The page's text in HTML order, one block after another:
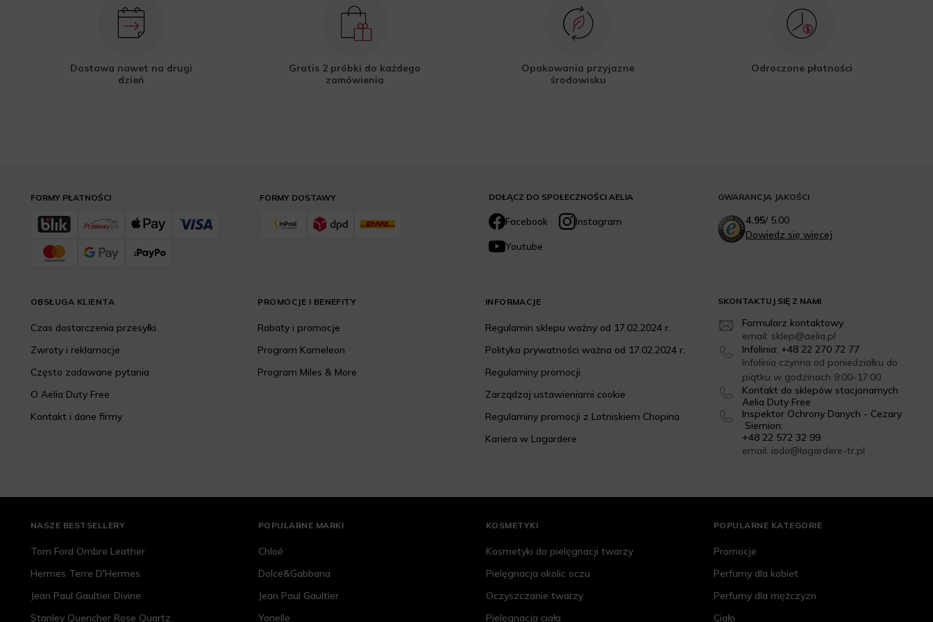
Dostawa nawet na drugi
dzień
Gratis 2 próbki do każdego
zamówienia
Opakowania przyjazne
środowisku
Odroczone płatności
DOŁĄCZ DO SPOŁECZNOŚCI AELIA
Facebook
Instagram
Youtube
SKONTAKTUJ SIĘ Z NAMI
Formularz kontaktowy
email: sklep@aelia.pl
Infolinia: +48 22 270 72 77
Infolinia czynna od poniedziałku do
piątku w godzinach 9:00-17:00
Kontakt do sklepów stacjonarnych
Aelia Duty Free
Inspektor Ochrony Danych - Cezary
Siemion:
+48 22 572 32 99
email: iodo@lagardere-tr.pl
FORMY DOSTAWY
FORMY PŁATNOŚCI
OBSŁUGA KLIENTA
Czas dostarczenia przesyłki
Zwroty i reklamacje
Często zadawane pytania
O Aelia Duty Free
Kontakt i dane firmy
PROMOCJE I BENEFITY
Rabaty i promocje
Program Kameleon
Program Miles & More
INFORMACJE
Regulamin sklepu ważny od 17.02.2024 r.
Polityka prywatności ważna od 17.02.2024 r.
Regulaminy promocji
Zarządzaj ustawieniami cookie
Regulaminy promocji z Lotniskiem Chopina
Kariera w Lagardere
GWARANCJA JAKOŚCI
4.95/5.00
Dowiedz się więcej
NASZE BESTSELLERY
Tom Ford Ombre Leather
Hermes Terre D'Hermes
Jean Paul Gaultier Divine
Stanley Quencher Rose Quartz
POPULARNE MARKI
Chloé
Dolce&Gabbana
Jean Paul Gaultier
Yonelle
KOSMETYKI
Kosmetyki do pielęgnacji twarzy
Pielęgnacja okolic oczu
Oczyszczanie twarzy
Pielęgnacja ciała
POPULARNE KATEGORIE
Promocje
Perfumy dla kobiet
Perfumy dla mężczyzn
Ciało